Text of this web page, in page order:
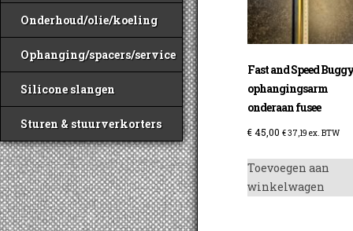
Onderhoud/olie/koeling
Ophanging/spacers/service
Silicone slangen
Sturen & stuurverkorters
Fast and Speed
ophangingsarm
onderaan fusee
€45,00 €37,19 ex. BTW
Toevoegen aan
winkelwagen